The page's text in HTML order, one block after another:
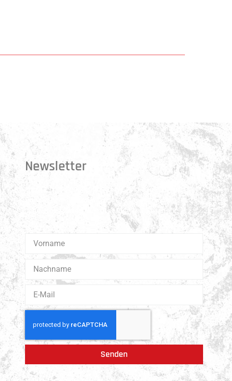
Newsletter
Erhalte 1x pro Quartal unsere News in dein Postfach.
Darüber hinaus teilen wir gerne Spannendes und
Lehrreiches aus der Welt des Muay Thai Boxen.
Senden